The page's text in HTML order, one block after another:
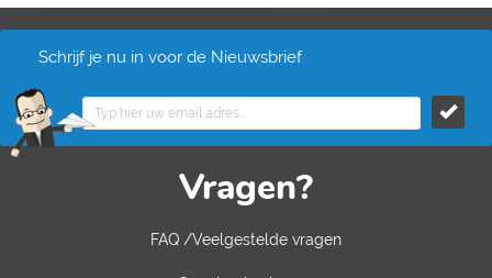
Schrijf je nu in voor de Nieuwsbrief
Vragen?
FAQ /Veelgestelde vragen